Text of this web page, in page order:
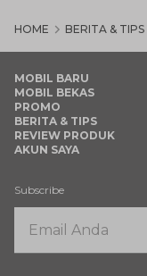
HOME BERITA & TIPS
MOBIL BARU
MOBIL BEKAS
PROMO
BERITA & TIPS
REVIEW PRODUK
AKUN SAYA
Subscribe